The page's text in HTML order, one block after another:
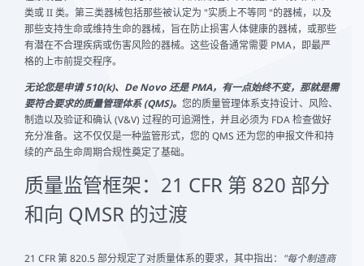
类或 II 类。第三类器械包括那些被认定为 "实质上不等同 "的器械，以及
那些支持生命或维持生命的器械，旨在防止损害人体健康的器械，或那些
有潜在不合理疾病或伤害风险的器械。这些设备通常需要 PMA，即最严
格的上市前提交程序。
无论您是申请 510(k)、De Novo 还是 PMA，有一点始终不变，那就是需
要符合要求的质量管理体系 (QMS)。 您的质量管理体系支持设计、风险、
制造以及验证和确认 (V&V) 过程的可追溯性，并且必须为 FDA 检查做好
充分准备。这不仅仅是一种监管形式，您的 QMS 还为您的申报文件和持
续的产品生命周期合规性奠定了基础。
质量监管框架：21 CFR 第 820 部分
和向 QMSR 的过渡
21 CFR 第 820.5 部分规定了对质量体系的要求，其中指出： "每个制造商